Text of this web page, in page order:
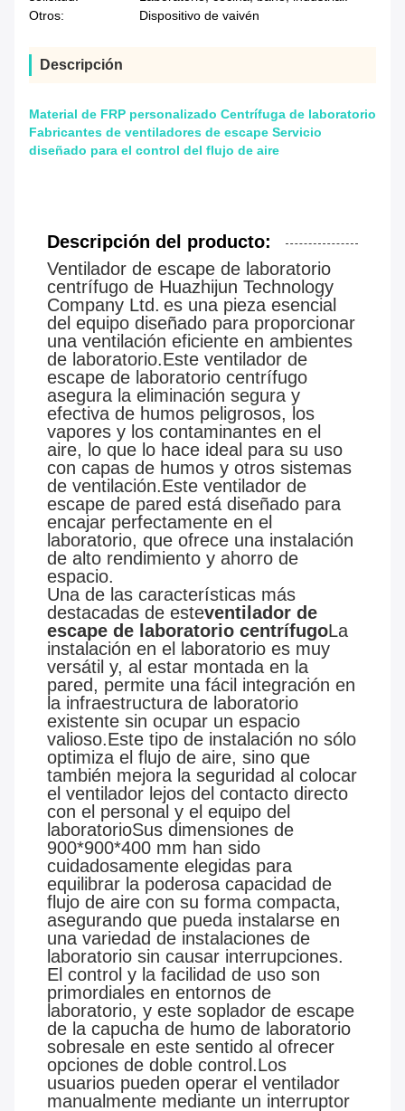
Otros:
Dispositivo de vaivén
Descripción
Material de FRP personalizado Centrífuga de laboratorio
Fabricantes de ventiladores de escape Servicio
diseñado para el control del flujo de aire
Descripción del producto:
Ventilador de escape de laboratorio
centrífugo de Huazhijun Technology
Company Ltd. es una pieza esencial
del equipo diseñado para proporcionar
una ventilación eficiente en ambientes
de laboratorio.Este ventilador de
escape de laboratorio centrífugo
asegura la eliminación segura y
efectiva de humos peligrosos, los
vapores y los contaminantes en el
aire, lo que lo hace ideal para su uso
con capas de humos y otros sistemas
de ventilación.Este ventilador de
escape de pared está diseñado para
encajar perfectamente en el
laboratorio, que ofrece una instalación
de alto rendimiento y ahorro de
espacio.
Una de las características más
destacadas de esteventilador de
escape de laboratorio centrífugoLa
instalación en el laboratorio es muy
versátil y, al estar montada en la
pared, permite una fácil integración en
la infraestructura de laboratorio
existente sin ocupar un espacio
valioso.Este tipo de instalación no sólo
optimiza el flujo de aire, sino que
también mejora la seguridad al colocar
el ventilador lejos del contacto directo
con el personal y el equipo del
laboratorioSus dimensiones de
900*900*400 mm han sido
cuidadosamente elegidas para
equilibrar la poderosa capacidad de
flujo de aire con su forma compacta,
asegurando que pueda instalarse en
una variedad de instalaciones de
laboratorio sin causar interrupciones.
El control y la facilidad de uso son
primordiales en entornos de
laboratorio, y este soplador de escape
de la capucha de humo de laboratorio
sobresale en este sentido al ofrecer
opciones de doble control.Los
usuarios pueden operar el ventilador
manualmente mediante un interruptor